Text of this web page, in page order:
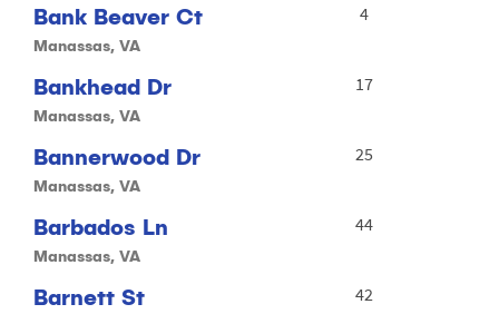
Bank Beaver Ct
Manassas, VA
4
Bankhead Dr
Manassas, VA
17
Bannerwood Dr
Manassas, VA
25
Barbados Ln
Manassas, VA
44
Barnett St 42